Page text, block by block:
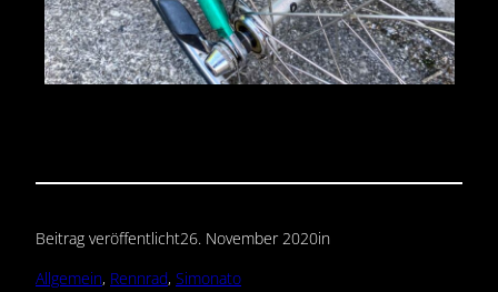
Beitrag veröffentlicht26. November 2020in
Allgemein, Rennrad, Simonato